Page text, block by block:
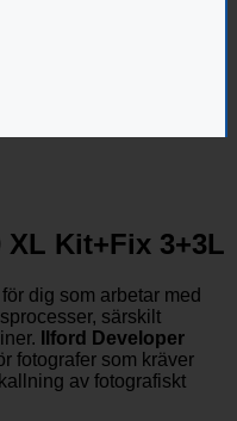
Kit+Fix 3+3L
dig som arbetar med
särskilt
Ilford Developer
fotografer som kräver
av fotografiskt